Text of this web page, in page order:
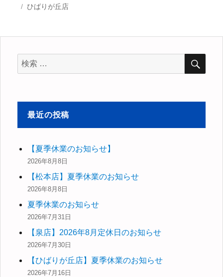
稿
カ
ー
ひばりが丘店
検
索
象:
最近の投稿
【夏季休業のお知らせ】
2026年8月8日
【松本店】夏季休業のお知らせ
2026年8月8日
夏季休業のお知らせ
2026年7月31日
【泉店】2026年8月定休日のお知らせ
2026年7月30日
【ひばりが丘店】夏季休業のお知らせ
2026年7月16日